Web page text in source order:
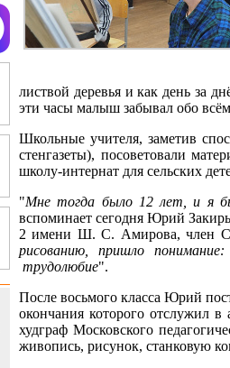
листвой деревья и как день за
эти часы малыш забывал обо всём
Школьные учителя, заметив
стенгазеты), посоветовали
школу-интернат для сельских
"Мне тогда было 12 лет, и я
вспоминает сегодня Юрий
2 имени Ш. С. Амирова, член
рисованию, пришло
трудолюбие".
После восьмого класса Юрий
окончания которого отслужил
худграф Московского
живопись, рисунок, станковую